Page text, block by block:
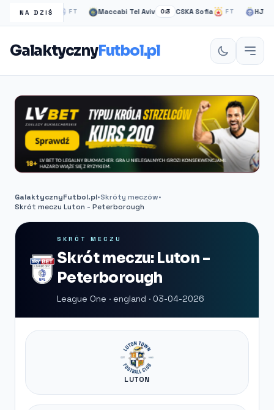
NA DZIŚ
Rangers FT Maccabi Tel Aviv 0:3 CSKA Sofia FT HJK
GalaktycznyFutbol.pl
GalaktycznyFutbol.pl•Skróty meczów•
Skrót meczu Luton - Peterborough
SKRÓT MECZU
Skrót meczu: Luton -
Peterborough
League One · england · 03-04-2026
LUTON